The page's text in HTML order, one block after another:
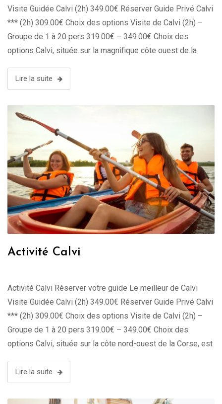
Visite Guidée Calvi (2h) 349.00€ Réserver Guide Privé Calvi
*** (2h) 309.00€ Choix des options Visite de Calvi (2h) –
Groupe de 1 à 20 pers 319.00€ – 349.00€ Choix des
options Calvi, située sur la magnifique côte ouest de la
Lire la suite
Activité Calvi
Activité Calvi Réserver votre guide Le meilleur de Calvi
Visite Guidée Calvi (2h) 349.00€ Réserver Guide Privé Calvi
*** (2h) 309.00€ Choix des options Visite de Calvi (2h) –
Groupe de 1 à 20 pers 319.00€ – 349.00€ Choix des
options Calvi, située sur la côte nord-ouest de la Corse, est
Lire la suite